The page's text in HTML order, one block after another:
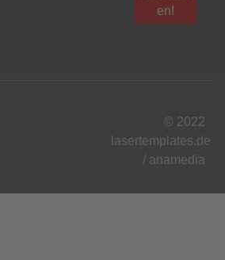
© 2022
lasertemplates.de
/ anamedia